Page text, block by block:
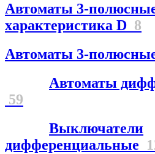
Автоматы 3-
характеристика D 8
Автоматы 3-
Автоматы
59
Выключатели
дифференциальные